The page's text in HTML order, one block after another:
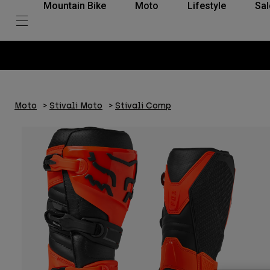
Mountain Bike Moto Lifestyle
Moto Stivali Moto Stivali Comp